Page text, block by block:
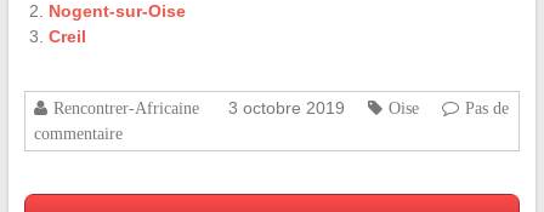
Nogent-sur-Oise
Creil
Rencontrer-Africaine 3 octobre 2019 Oise
Pas de
commentaire